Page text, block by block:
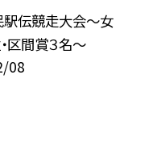
伝競走大会〜女
区間賞３名〜
08